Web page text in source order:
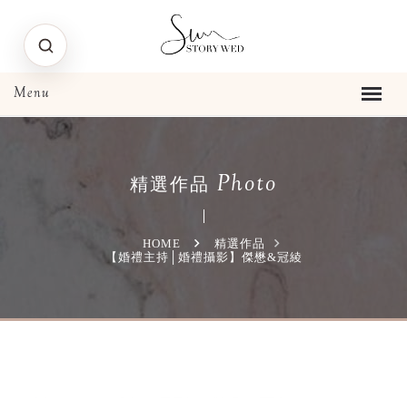
精選作品 Photo
HOME
精選作品
【婚禮主持│婚禮攝影】傑懋&冠綾